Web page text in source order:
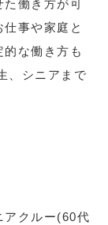
働き方が可
事や家庭と
な働き方も
、シニアまで
アクルー(60代